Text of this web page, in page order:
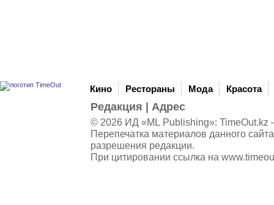
Кино Рестораны Мода Красота
Редакция Адрес
© 2026 ИД «ML Publishing»: TimeOut.kz
Перепечатка материалов данного
разрешения редакции.
При цитировании ссылка на